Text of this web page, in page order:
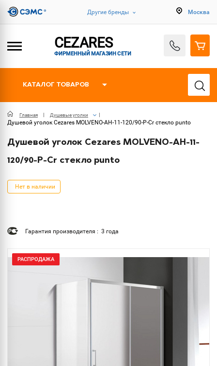
Другие бренды Москва
CEZARES
ФИРМЕННЫЙ МАГАЗИН СЕТИ
КАТАЛОГ ТОВАРОВ
Главная Душевые уголки
Душевой уголок Cezares MOLVENO-AH-11-120/90-P-Cr стекло punto
Душевой уголок Cezares MOLVENO-AH-11-
120/90-P-Cr стекло punto
Нет в наличии
Гарантия производителя : 3 года
РАСПРОДАЖА